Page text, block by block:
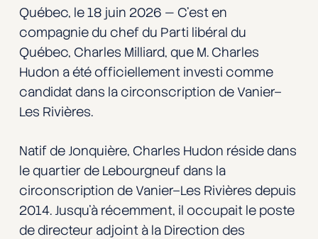
Québec, le 18 juin 2026 — C’est en
compagnie du chef du Parti libéral du
Québec, Charles Milliard, que M. Charles
Hudon a été officiellement investi comme
candidat dans la circonscription de Vanier–
Les Rivières.
Natif de Jonquière, Charles Hudon réside dans
le quartier de Lebourgneuf dans la
circonscription de Vanier–Les Rivières depuis
2014. Jusqu’à récemment, il occupait le poste
de directeur adjoint à la Direction des